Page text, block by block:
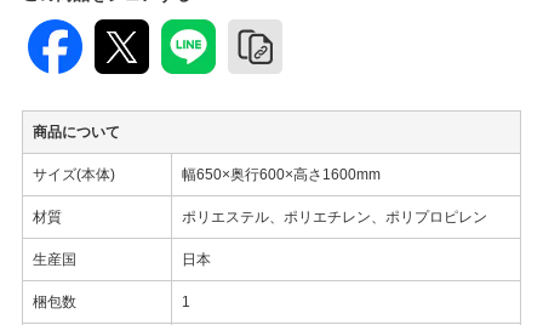
商品について
サイズ(本体) 幅650×奥行600×高さ1600mm
材質 ポリエステル、ポリエチレン、ポリプロピレン
生産国 日本
梱包数 1